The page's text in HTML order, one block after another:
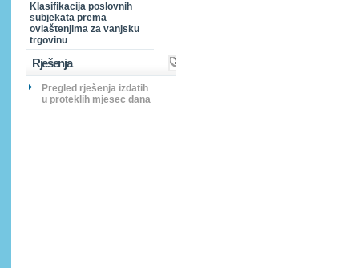
Klasifikacija poslovnih
subjekata prema
ovlaštenjima za vanjsku
trgovinu
Rješenja
Pregled rješenja izdatih
u proteklih mjesec dana